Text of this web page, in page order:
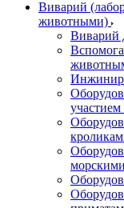
Виварий
животными)
Виварий